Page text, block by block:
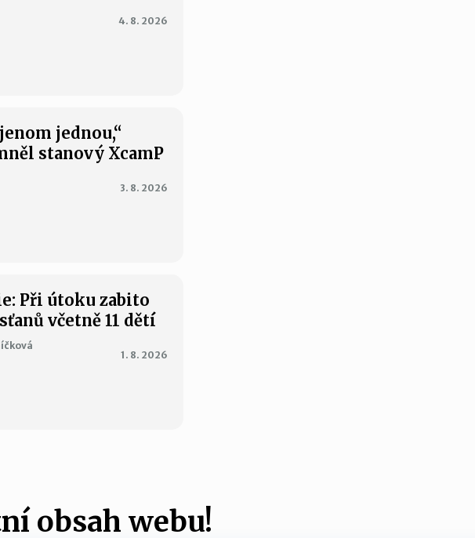
4. 8. 2026
jednou,“
stanový XcamP
3. 8. 2026
Při útoku zabito
včetně 11 dětí
1. 8. 2026
obsah webu!